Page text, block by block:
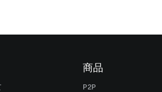
商品
P2P